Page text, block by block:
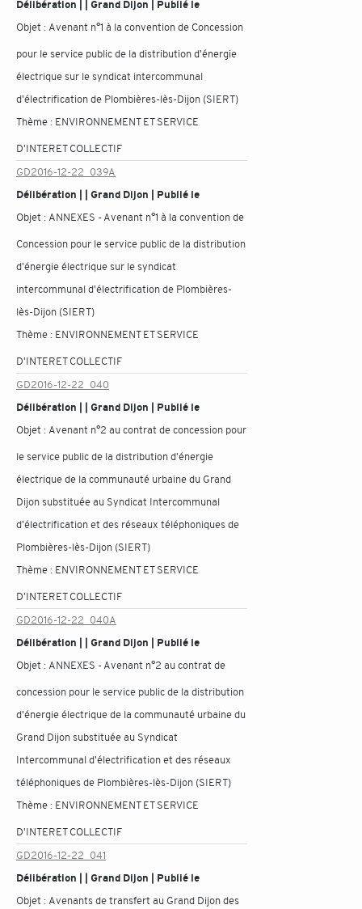
Délibération | | Grand Dijon | Publié le
Objet : Avenant n°1 à la convention de Concession
pour le service public de la distribution d'énergie
électrique sur le syndicat intercommunal
d'électrification de Plombières-lès-Dijon (SIERT)
Thème : ENVIRONNEMENT ET SERVICE
D'INTERET COLLECTIF
GD2016-12-22_039A
Délibération | | Grand Dijon | Publié le
Objet : ANNEXES - Avenant n°1 à la convention de
Concession pour le service public de la distribution
d'énergie électrique sur le syndicat
intercommunal d'électrification de Plombières-
lès-Dijon (SIERT)
Thème : ENVIRONNEMENT ET SERVICE
D'INTERET COLLECTIF
GD2016-12-22_040
Délibération | | Grand Dijon | Publié le
Objet : Avenant n°2 au contrat de concession pour
le service public de la distribution d'énergie
électrique de la communauté urbaine du Grand
Dijon substituée au Syndicat Intercommunal
d'électrification et des réseaux téléphoniques de
Plombières-lès-Dijon (SIERT)
Thème : ENVIRONNEMENT ET SERVICE
D'INTERET COLLECTIF
GD2016-12-22_040A
Délibération | | Grand Dijon | Publié le
Objet : ANNEXES - Avenant n°2 au contrat de
concession pour le service public de la distribution
d'énergie électrique de la communauté urbaine du
Grand Dijon substituée au Syndicat
Intercommunal d'électrification et des réseaux
téléphoniques de Plombières-lès-Dijon (SIERT)
Thème : ENVIRONNEMENT ET SERVICE
D'INTERET COLLECTIF
GD2016-12-22_041
Délibération | | Grand Dijon | Publié le
Objet : Avenants de transfert au Grand Dijon des